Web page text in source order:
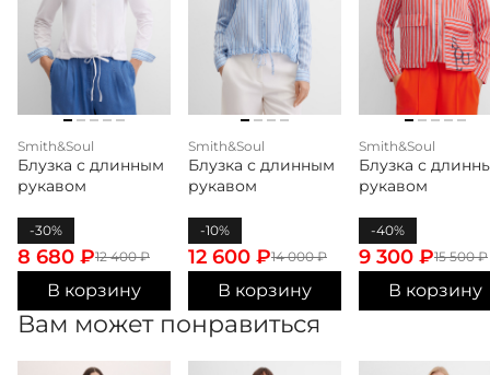
Smith&Soul
Блузка с длинным
рукавом
-30%
12 400₽
8 680 ₽
В корзину
Smith&Soul
Блузка с длинным
рукавом
-10%
14 000₽
12 600 ₽
В корзину
Smith&Soul
Блузка с
рукавом
-40%
15 500₽
9 300 ₽
В корзину
Вам может понравиться